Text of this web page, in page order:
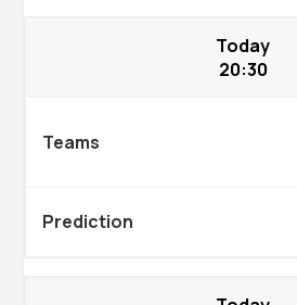
Today
20:30